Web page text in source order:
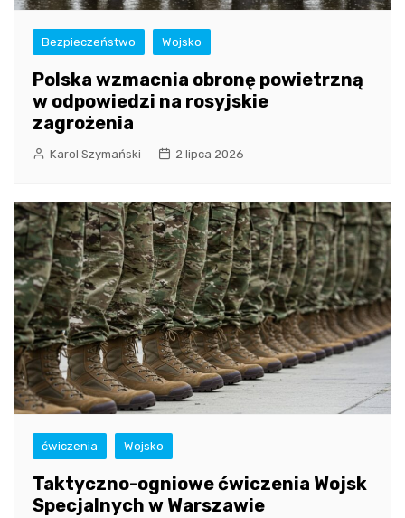
Bezpieczeństwo Wojsko
Polska wzmacnia obronę powietrzną
w odpowiedzi na rosyjskie
zagrożenia
Karol Szymański 2 lipca 2026
ćwiczenia Wojsko
Taktyczno-ogniowe ćwiczenia Wojsk
Specjalnych w Warszawie